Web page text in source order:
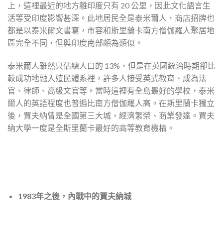
上，這裡最近的地方離印度只有 20 公里，因此文化語言生
活等受印度影響甚深。此地居民全是泰米爾人，商店招牌也
都是以泰米爾文書寫，市容和斯里蘭卡南方僧伽羅人聚居地
區完全不同，但與印度南部頗為類似。
泰米爾人雖然只佔總人口的 13%，但是在英國統治時期卻比
較成功地融入殖民體系裡，許多人接受英式教育、成為法
官、律師、高級文官等。當時這裡有全島最好的學校，泰米
爾人的英語程度也普遍比南方僧伽羅人高。在斯里蘭卡獨立
後，賈夫納曾是全國第三大城，經濟繁榮、商業發達。賈夫
納大學一度是全斯里蘭卡最好的高等教育機構。
1983年之後，內戰中的賈夫納城